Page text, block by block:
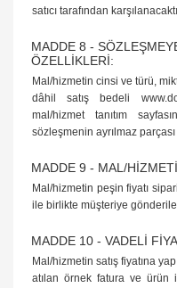
satıcı tarafından
MADDE 8 -
ÖZELLİKLERİ:
Mal/hizmetin cinsi ve türü,
dâhil satış bedeli
mal/hizmet tanıtım
sözleşmenin ayrılmaz
MADDE 9 - MAL/
Mal/hizmetin peşin fiyatı
ile birlikte müşteriye
MADDE 10 - VADELİ
Mal/hizmetin satış fiyatına
atılan örnek fatura ve ürün